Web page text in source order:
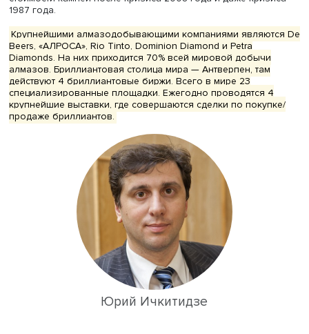
«Во-первых, потому, что бриллианты, как и любой
частности как и золото, подвержены влиянию
факторов, — поясняет он. — И цена на них может как
так и падать. Во-вторых, оценка бриллианта хоть и
но субъективная: один специалист может оценить его в
цену, другой — в другую. И в этом плане вложения в
бриллиант хуже, чем в золото. Хотя бы потому, что
если мы говорим о монетарном золоте,
Соответственно, ликвидность у бриллианта
чем у того же золота. Не говоря уже о каких-то ценных
бумагах или просто о деньгах. Поэтому рассматривать
бриллианты как вложения можно только в том случае,
других вариантов у вас просто не остается».
У банкиров другое мнение. Так, руководитель
Office Private Banking ВТБ Наталья Бирюкова в ходе
финансового форума обращала внимание на то, что
бриллианты уже являются инвестиционным
«Сейчас бриллианты можно совершенно четко назвать
только инструментом сохранения капитала, но и
его приумножения», — добавила она. И в качестве
подтверждения привела в пример значительный рост
стоимости камней после кризиса 2008 года и даже